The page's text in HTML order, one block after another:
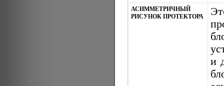
АСИММЕТРИЧНЫЙ
РИСУНОК ПРОТЕКТОРА
и